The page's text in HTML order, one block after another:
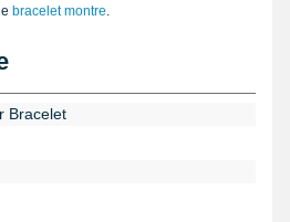
bracelet montre.
Bracelet